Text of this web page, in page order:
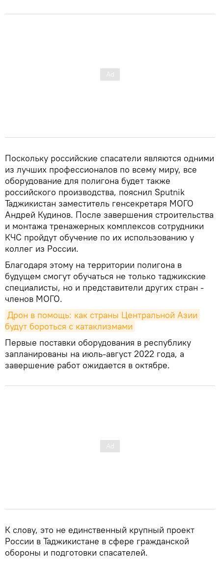
Поскольку российские спасатели являются одними
из лучших профессионалов по всему миру, все
оборудование для полигона будет также
российского производства, пояснил Sputnik
Таджикистан заместитель генсекретаря МОГО
Андрей Кудинов. После завершения строительства
и монтажа тренажерных комплексов сотрудники
КЧС пройдут обучение по их использованию у
коллег из России.
Благодаря этому на территории полигона в
будущем смогут обучаться не только таджикские
специалисты, но и представители других стран -
членов МОГО.
Дрон в помощь: как страны Центральной Азии
будут бороться с катаклизмами
Первые поставки оборудования в республику
запланированы на июль-август 2022 года, а
завершение работ ожидается в октябре.
К слову, это не единственный крупный проект
России в Таджикистане в сфере гражданской
обороны и подготовки спасателей.